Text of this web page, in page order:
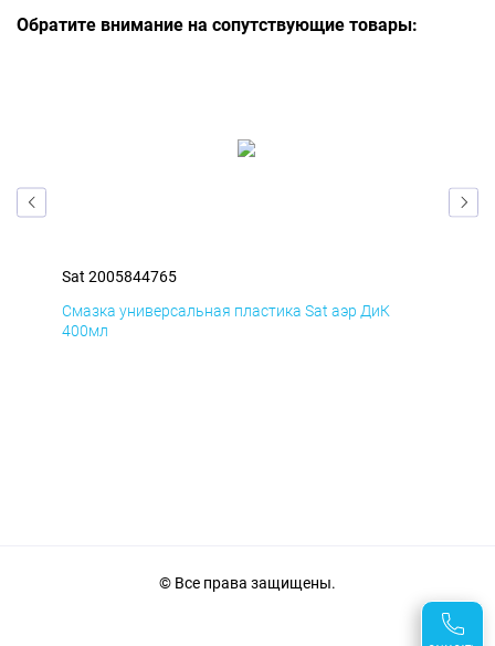
Обратите внимание на сопутствующие товары:
Sat 2005844765
Смазка универсальная пластика Sat аэр ДиК
400мл
© Все права защищены.